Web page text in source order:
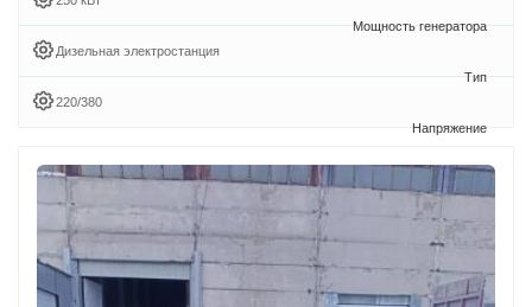
Дизельная электростанция
220/380